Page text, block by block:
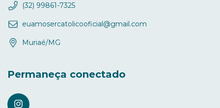
(32) 99861-7325
euamosercatolicooficial@gmail.com
Muriaé/MG
Permaneça conectado